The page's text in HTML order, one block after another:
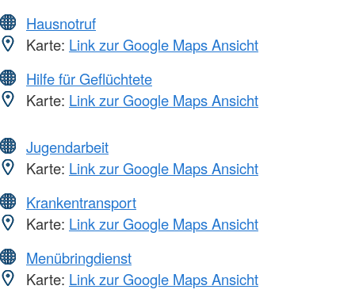
Hausnotruf
Karte: Link zur Google Maps Ansicht
Hilfe für Geflüchtete
Karte: Link zur Google Maps Ansicht
Jugendarbeit
Karte: Link zur Google Maps Ansicht
Krankentransport
Karte: Link zur Google Maps Ansicht
Menübringdienst
Karte: Link zur Google Maps Ansicht